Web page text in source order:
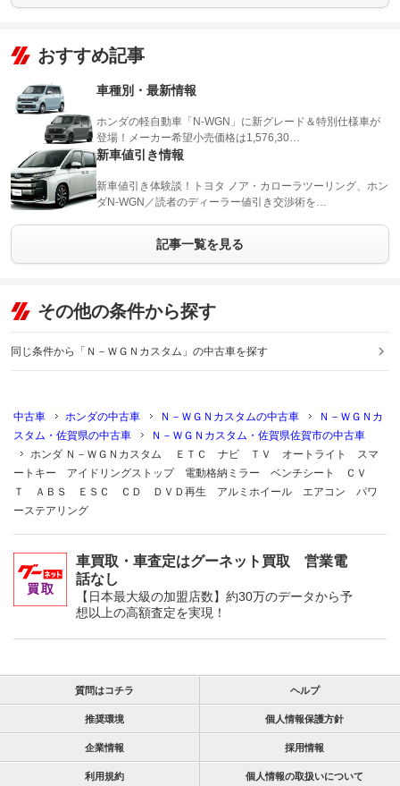
おすすめ記事
車種別・最新情報
ホンダの軽自動車「N-WGN」に新グレード＆特別仕様車が
登場！メーカー希望小売価格は1,576,30…
新車値引き情報
新車値引き体験談！トヨタ ノア・カローラツーリング、ホン
ダN-WGN／読者のディーラー値引き交渉術を…
記事一覧を見る
その他の条件から探す
同じ条件から「Ｎ－ＷＧＮカスタム」の中古車を探す
中古車 ホンダの中古車 Ｎ－ＷＧＮカスタムの中古車
Ｎ－ＷＧＮカ
スタム・佐賀県の中古車
Ｎ－ＷＧＮカスタム・佐賀県佐賀市の中古車
ホンダ Ｎ－ＷＧＮカスタム ＥＴＣ ナビ ＴＶ オートライト スマ
ートキー アイドリングストップ 電動格納ミラー ベンチシート ＣＶ
Ｔ ＡＢＳ ＥＳＣ ＣＤ ＤＶＤ再生 アルミホイール エアコン パワ
ーステアリング
車買取・車査定はグーネット買取 営業電
話なし
【日本最大級の加盟店数】約30万のデータから予
想以上の高額査定を実現！
質問はコチラ ヘルプ
推奨環境 個人情報保護方針
企業情報 採用情報
利用規約 個人情報の取扱いについて